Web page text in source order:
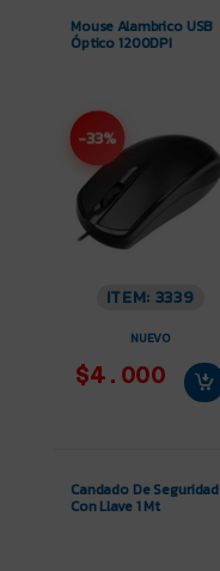
Mouse Alambrico USB
Óptico 1200DPI
-33%
ITEM: 3339
NUEVO
$4.000
Candado De Seguridad
Con Llave 1 Mt